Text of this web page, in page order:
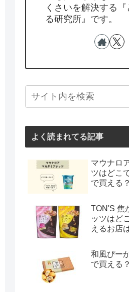
くさいを解決する『
る研究所』です。
よく読まれてる記事
マウナロ
ツはどこ
で買える？
TON'S 焦
ッツはど
えるお店
和風ぴー
で買える